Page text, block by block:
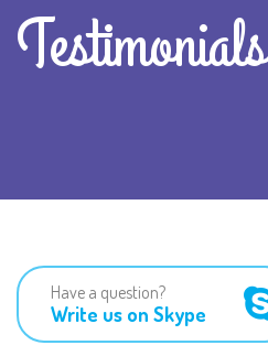
Testimonials
Have a question?
Write us on Skype